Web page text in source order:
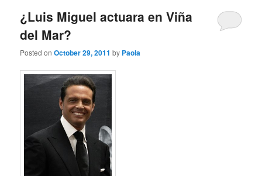
¿Luis Miguel actuara en Viña
del Mar?
Posted onOctober 29, 2011 by Paola